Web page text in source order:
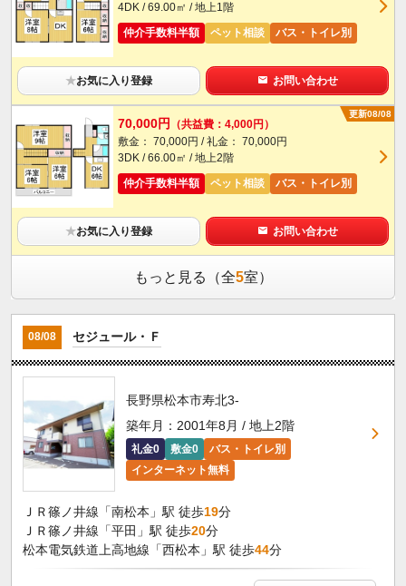
4DK / 69.00㎡ / 地上1階
仲介手数料半額
ペット相談 バス・トイレ別
★お気に入り登録 お問い合わせ
更新08/08
70,000円
（共益費：4,000円）
敷金： 70,000円 / 礼金： 70,000円
3DK / 66.00㎡ / 地上2階
仲介手数料半額
ペット相談 バス・トイレ別
★お気に入り登録 お問い合わせ
もっと見る（全5室）
08/08 セジュール・Ｆ
長野県松本市寿北3-
築年月：2001年8月 / 地上2階
礼金0 敷金0
バス・トイレ別
インターネット無料
ＪＲ篠ノ井線「南松本」駅 徒歩19分
ＪＲ篠ノ井線「平田」駅 徒歩20分
松本電気鉄道上高地線「西松本」駅 徒歩44分